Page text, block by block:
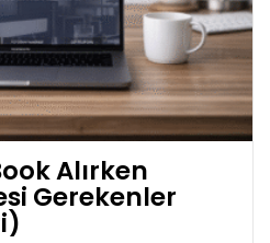
Alırken
Gerekenler